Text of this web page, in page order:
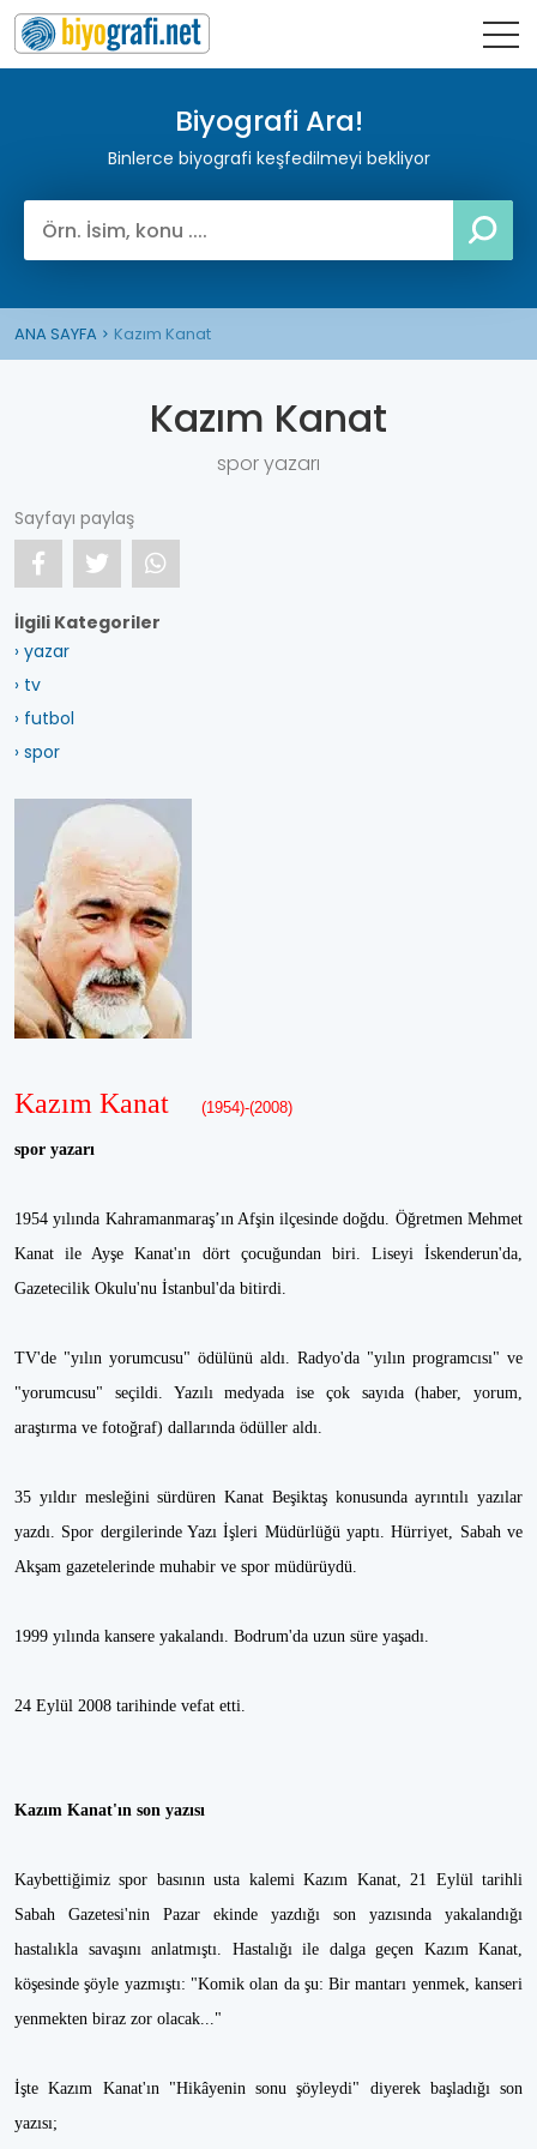
Biyografi Ara!
Binlerce biyografi keşfedilmeyi bekliyor
ANA SAYFA Kazım Kanat
Kazım Kanat
spor yazarı
Sayfayı paylaş
İlgili Kategoriler
› yazar
› tv
› futbol
› spor
Kazım Kanat (1954)-(2008)
spor yazarı
1954 yılında Kahramanmaraş’ın Afşin ilçesinde doğdu. Öğretmen Mehmet
Kanat ile Ayşe Kanat'ın dört çocuğundan biri. Liseyi İskenderun'da,
Gazetecilik Okulu'nu İstanbul'da bitirdi.
TV'de "yılın yorumcusu" ödülünü aldı. Radyo'da "yılın programcısı" ve
"yorumcusu" seçildi. Yazılı medyada ise çok sayıda (haber, yorum,
araştırma ve fotoğraf) dallarında ödüller aldı.
35 yıldır mesleğini sürdüren Kanat Beşiktaş konusunda ayrıntılı yazılar
yazdı. Spor dergilerinde Yazı İşleri Müdürlüğü yaptı. Hürriyet, Sabah ve
Akşam gazetelerinde muhabir ve spor müdürüydü.
1999 yılında kansere yakalandı. Bodrum'da uzun süre yaşadı.
24 Eylül 2008 tarihinde vefat etti.
Kazım Kanat'ın son yazısı
Kaybettiğimiz spor basının usta kalemi Kazım Kanat, 21 Eylül tarihli
Sabah Gazetesi'nin Pazar ekinde yazdığı son yazısında yakalandığı
hastalıkla savaşını anlatmıştı. Hastalığı ile dalga geçen Kazım Kanat,
köşesinde şöyle yazmıştı: "Komik olan da şu: Bir mantarı yenmek, kanseri
yenmekten biraz zor olacak..."
İşte Kazım Kanat'ın "Hikâyenin sonu şöyleydi" diyerek başladığı son
yazısı;